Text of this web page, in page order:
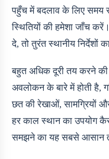
पहुँच में बदलाव के लिए समय
स्थितियों की हमेशा जाँच
दे, तो तुरंत स्थानीय
बहुत अधिक दूरी तय करने
अवलोकन के बारे में होती है,
छत की रेखाओं, सामग्रियों
हर काल स्थान का उपयोग
समझने का यह सबसे आसान